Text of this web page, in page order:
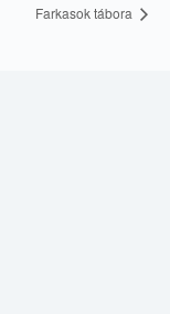
Farkasok tábora